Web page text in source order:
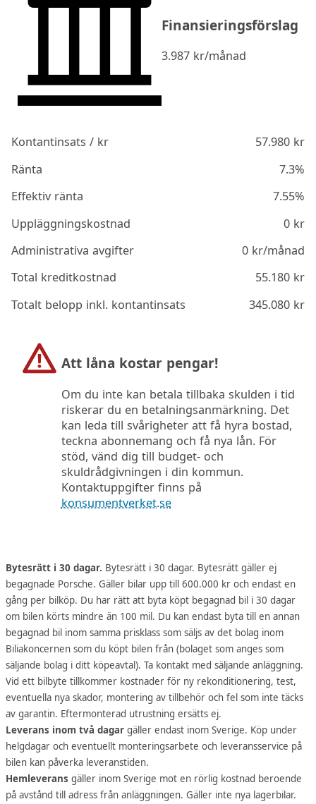
Finansieringsförslag
3.987 kr/månad
Kontantinsats / kr 57.980kr
Ränta
7.3%
Effektiv ränta
7.55%
Uppläggningskostnad
0kr
Administrativa avgifter
0kr/månad
Total kreditkostnad
55.180kr
Totalt belopp inkl. kontantinsats
345.080kr
Att låna kostar pengar!
Om du inte kan betala tillbaka skulden i tid
riskerar du en betalningsanmärkning. Det
kan leda till svårigheter att få hyra bostad,
teckna abonnemang och få nya lån. För
stöd, vänd dig till budget- och
skuldrådgivningen i din kommun.
Kontaktuppgifter finns på
konsumentverket.se
Bytesrätt i 30 dagar. Bytesrätt i 30 dagar. Bytesrätt gäller ej
begagnade Porsche. Gäller bilar upp till 600.000 kr och endast en
gång per bilköp. Du har rätt att byta köpt begagnad bil i 30 dagar
om bilen körts mindre än 100 mil. Du kan endast byta till en annan
begagnad bil inom samma prisklass som säljs av det bolag inom
Biliakoncernen som du köpt bilen från (bolaget som anges som
säljande bolag i ditt köpeavtal). Ta kontakt med säljande anläggning.
Vid ett bilbyte tillkommer kostnader för ny rekonditionering, test,
eventuella nya skador, montering av tillbehör och fel som inte täcks
av garantin. Eftermonterad utrustning ersätts ej.
Leverans inom två dagar gäller endast inom Sverige. Köp under
helgdagar och eventuellt monteringsarbete och leveransservice på
bilen kan påverka leveranstiden.
Hemleverans gäller inom Sverige mot en rörlig kostnad beroende
på avstånd till adress från anläggningen. Gäller inte nya lagerbilar.